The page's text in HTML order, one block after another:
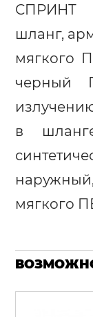
СПРИНТ
шланг,
мягкого
черный
в
мягкого